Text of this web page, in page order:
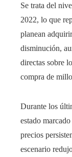
Se trata del
2022, lo que
planean
disminución,
directas sobre
compra de
Durante los
estado
precios
escenario